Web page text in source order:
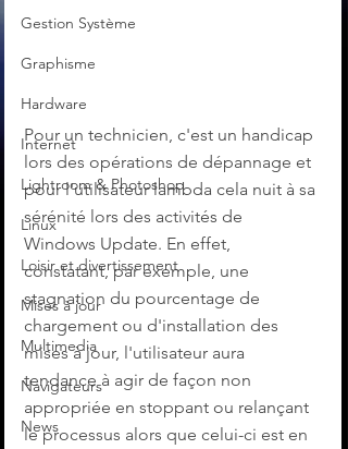
Gestion Système
Graphisme
Hardware
Internet
Lightroom & Photoshop
Linux
Loisir et divertissement
Mises à jour
Multimedia
Navigateurs
News
Pour un technicien, c'est un handicap
lors des opérations de dépannage et
pour l'utilisateur lambda cela nuit à sa
sérénité lors des activités de
Windows Update. En effet,
constatant, par exemple, une
stagnation du pourcentage de
chargement ou d'installation des
mises à jour, l'utilisateur aura
tendance à agir de façon non
appropriée en stoppant ou relançant
le processus alors que celui-ci est en